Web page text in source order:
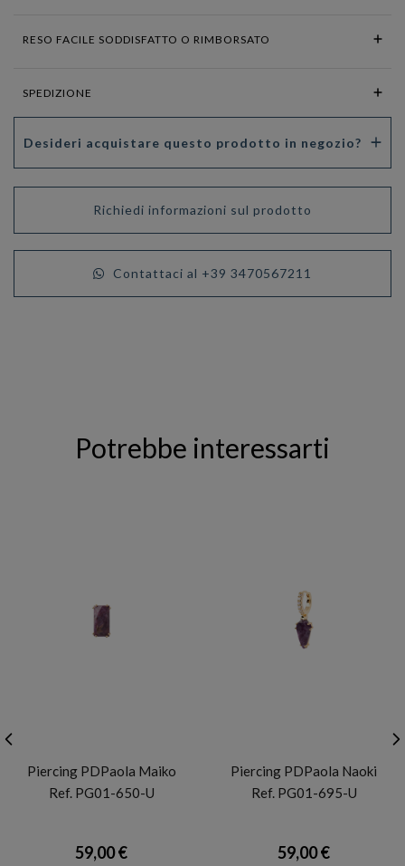
RESO FACILE SODDISFATTO O RIMBORSATO
SPEDIZIONE
Desideri acquistare questo prodotto in negozio?
Richiedi informazioni sul prodotto
Contattaci al +39 3470567211
Potrebbe interessarti
Piercing PDPaola Maiko
Ref. PG01-650-U
59,00 €
Piercing PDPaola Naoki
Ref. PG01-695-U
59,00 €